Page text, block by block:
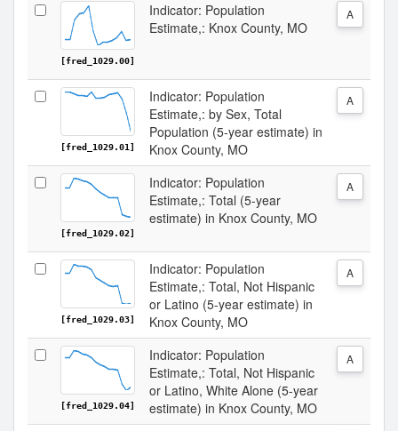
[fred_1029.00]
Indicator: Population
Estimate,: Knox County, MO
A
[fred_1029.01]
Indicator: Population
Estimate,: by Sex, Total
Population (5-year estimate) in
Knox County, MO
A
[fred_1029.02]
Indicator: Population
Estimate,: Total (5-year
estimate) in Knox County, MO
A
[fred_1029.03]
Indicator: Population
Estimate,: Total, Not Hispanic
or Latino (5-year estimate) in
Knox County, MO
A
[fred_1029.04]
Indicator: Population
Estimate,: Total, Not Hispanic
or Latino, White Alone (5-year
estimate) in Knox County, MO
A